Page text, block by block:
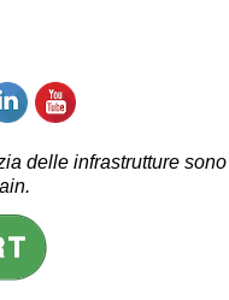
delle infrastrutture sono